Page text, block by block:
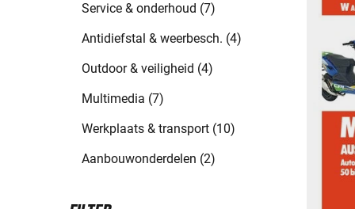
Service & onderhoud (7)
Antidiefstal & weerbesch. (4)
Outdoor & veiligheid (4)
Multimedia (7)
Werkplaats & transport (10)
Aanbouwonderdelen (2)